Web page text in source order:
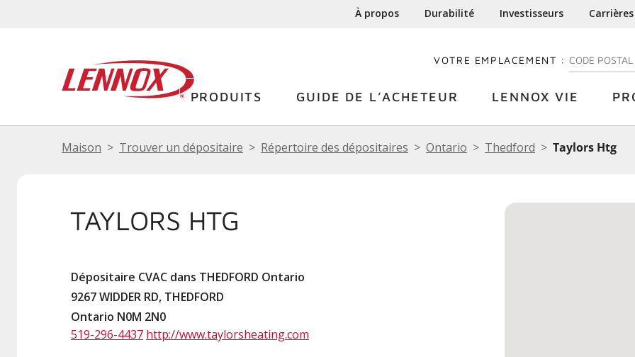
À propos Durabilité Investisseurs Carrières
VOTRE EMPLACEMENT : ENTREZ
PRODUITS GUIDE DE L’ACHETEUR LENNOX VIE
Maison Trouver un dépositaire Répertoire des dépositaires Ontario Thedford Taylors Htg
TAYLORS HTG
Dépositaire CVAC dans THEDFORD Ontario
9267 WIDDER RD, THEDFORD
Ontario N0M 2N0
519-296-4437 http://www.taylorsheating.com